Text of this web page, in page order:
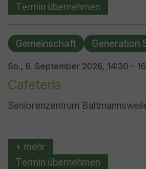
Termin übernehmen
So., 6. September 2026, 14:30 -
Cafeteria
Seniorenzentrum
+ mehr
Termin übernehmen
Gemeinschaft Generation